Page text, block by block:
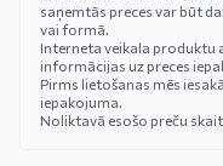
saņemtās preces var būt
vai formā.
Interneta veikala produktu
informācijas uz preces
Pirms lietošanas mēs
iepakojuma.
Noliktavā esošo preču